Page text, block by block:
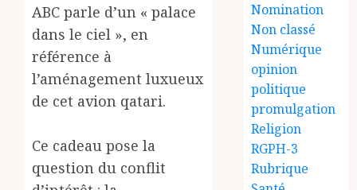
ABC parle d’un « palace
dans le ciel », en
référence à
l’aménagement luxueux
de cet avion qatari.
Ce cadeau pose la
question du conflit
Nomination
Non classé
Numérique
opinion
politique
promulgation
Religion
RGPH-3
Rubrique